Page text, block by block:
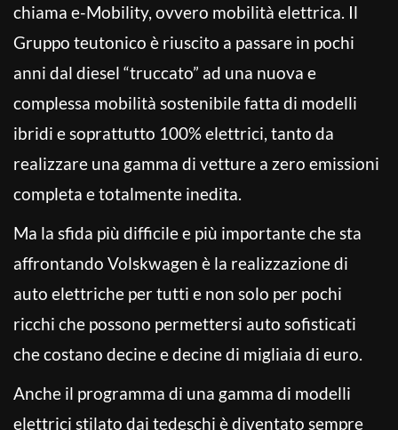
chiama e-Mobility, ovvero mobilità elettrica. Il
Gruppo teutonico è riuscito a passare in pochi
anni dal diesel “truccato” ad una nuova e
complessa mobilità sostenibile fatta di modelli
ibridi e soprattutto 100% elettrici, tanto da
realizzare una gamma di vetture a zero emissioni
completa e totalmente inedita.
Ma la sfida più difficile e più importante che sta
affrontando Volskwagen è la realizzazione di
auto elettriche per tutti e non solo per pochi
ricchi che possono permettersi auto sofisticati
che costano decine e decine di migliaia di euro.
Anche il programma di una gamma di modelli
elettrici stilato dai tedeschi è diventato sempre